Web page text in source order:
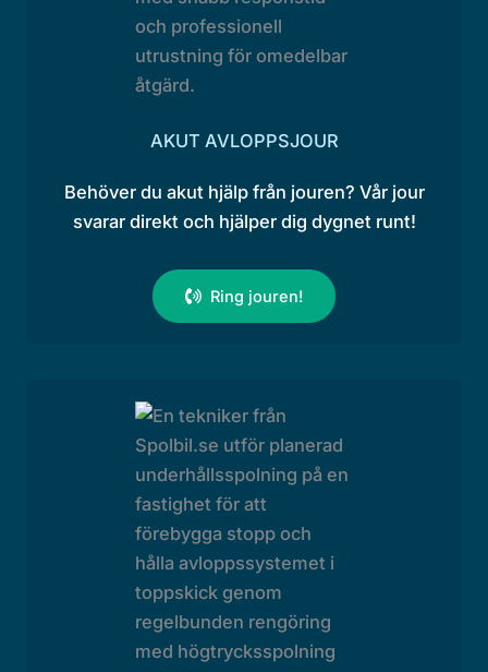
AKUT AVLOPPSJOUR
Behöver du akut hjälp från jouren? Vår jour
svarar direkt och hjälper dig dygnet runt!
Ring jouren!